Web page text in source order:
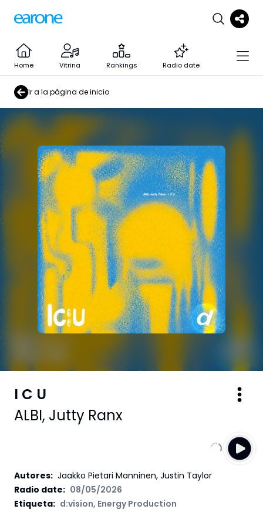
Home Vitrina Rankings Radio date
Ir a la página de inicio
I C U
ALBI, Jutty Ranx
Autores: Jaakko Pietari Manninen, Justin Taylor
Radio date: 08/05/2026
Etiqueta: d:vision, Energy Production